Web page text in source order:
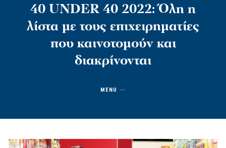
40 UNDER 40 2022: Όλη η
λίστα με τους επιχειρηματίες
που καινοτομούν και
διακρίνονται